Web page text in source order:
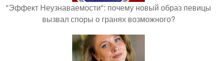
"Эффект Неузнаваемости": почему новый образ певицы
вызвал споры о гранях возможного?